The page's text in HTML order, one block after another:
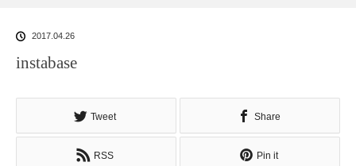
2017.04.26
instabase
Tweet Share
RSS Pin it